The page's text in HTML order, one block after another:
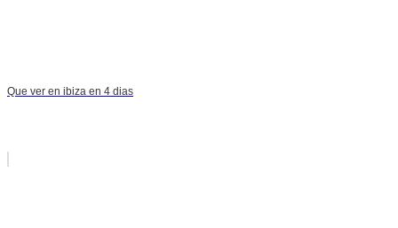
Que ver en ibiza en 4 dias